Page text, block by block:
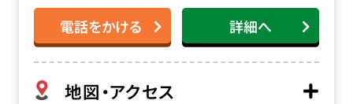
電話をかける 詳細へ
地図・アクセス